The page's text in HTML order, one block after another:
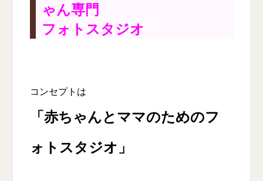
ゃん専門
フォトスタジオ
コンセプトは
「赤ちゃんとママのためのフ
ォトスタジオ」